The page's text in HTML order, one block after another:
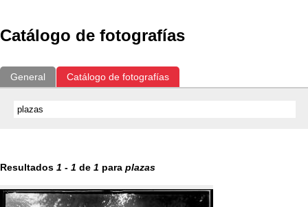
Catálogo de fotografías
General Catálogo de fotografías
Resultados 1 - 1 de 1 para plazas